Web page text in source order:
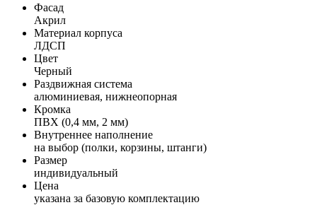
Фасад
Акрил
Материал корпуса
ЛДСП
Цвет
Черный
Раздвижная система
алюминиевая, нижнеопорная
Кромка
ПВХ (0,4 мм, 2 мм)
Внутреннее наполнение
на выбор (полки, корзины, штанги)
Размер
индивидуальный
Цена
указана за базовую комплектацию